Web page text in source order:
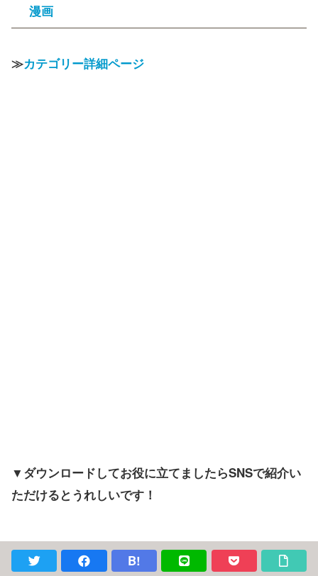
漫画
≫カテゴリー詳細ページ
▼ダウンロードしてお役に立てましたらSNSで紹介い
ただけるとうれしいです！
B!